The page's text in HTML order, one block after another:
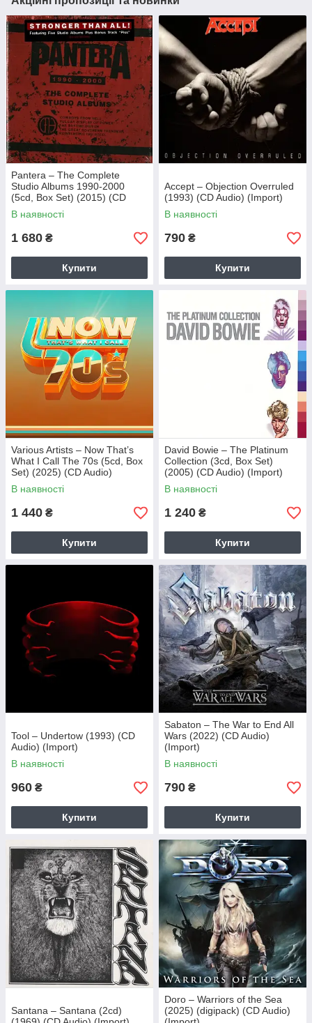
Pantera – The Complete
Studio Albums 1990-2000
(5cd, Box Set) (2015) (CD
Audio) (Import)
В наявності
1 680 ₴
Купити
Accept – Objection Overruled
(1993) (CD Audio) (Import)
В наявності
790 ₴
Купити
Various Artists – Now That’s
What I Call The 70s (5cd, Box
Set) (2025) (CD Audio)
(Import)
В наявності
1 440 ₴
Купити
David Bowie – The Platinum
Collection (3cd, Box Set)
(2005) (CD Audio) (Import)
В наявності
1 240 ₴
Купити
Tool – Undertow (1993) (CD
Audio) (Import)
В наявності
960 ₴
Купити
Sabaton – The War to End All
Wars (2022) (CD Audio)
(Import)
В наявності
790 ₴
Купити
Santana – Santana (2cd)
Doro – Warriors of the Sea
(2025) (digipack) (CD Audio)